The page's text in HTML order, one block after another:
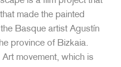
made the painted
Basque artist Agustín
province of Bizkaia.
movement, which is